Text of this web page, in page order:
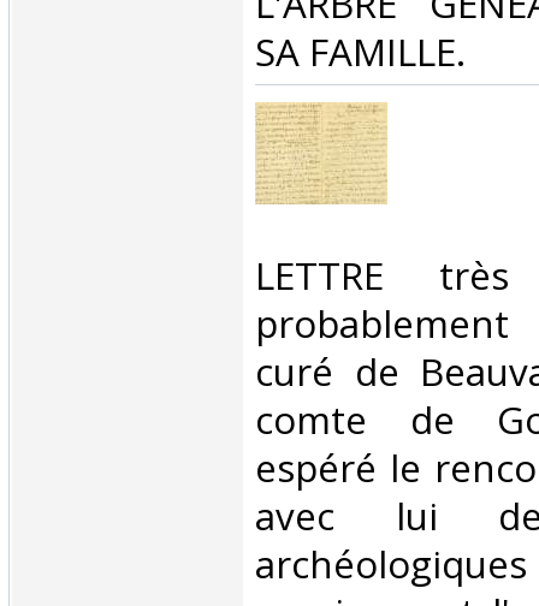
SA FAMILLE. ‎
‎LETTRE très
curé de
comte de
espéré le
avec lui